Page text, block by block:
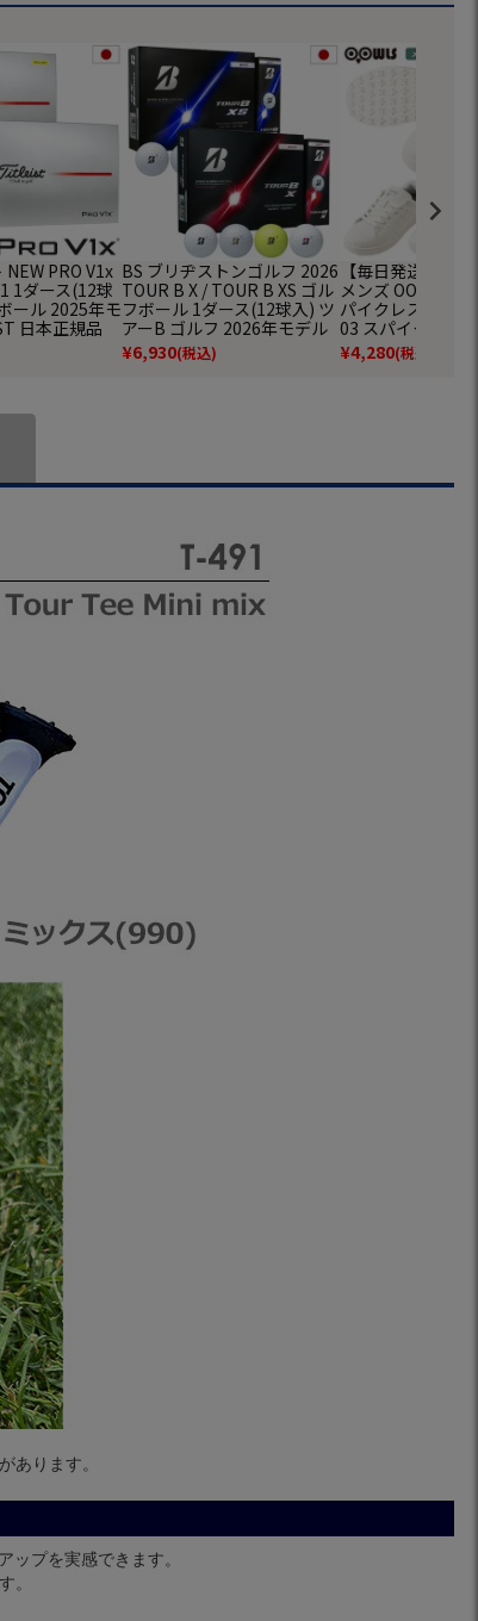
PRO V1x
1ダース(12球
ール 2025年モ
日本正規品
BS ブリヂストンゴルフ 2026
TOUR B X / TOUR B XS ゴル
フボール 1ダース(12球入) ツ
アーB ゴルフ 2026年モデル
BRIDGESTONE GOLF 日本
正規品
¥6,930(税込)
【毎日発送】ゴ
メンズ OOWLS
パイクレスシュー
03 スパイクレス
パイクレス シュ
ーズ スニーカー
¥4,280(税込)
あります。
ップを実感できます。
。